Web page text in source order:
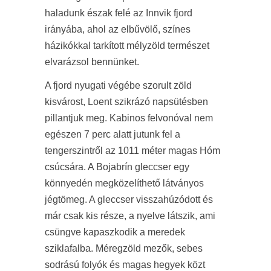
haladunk észak felé az Innvik fjord
irányába, ahol az elbűvölő, színes
házikókkal tarkított mélyzöld természet
elvarázsol bennünket.
A fjord nyugati végébe szorult zöld
kisvárost, Loent szikrázó napsütésben
pillantjuk meg. Kabinos felvonóval nem
egészen 7 perc alatt jutunk fel a
tengerszintről az 1011 méter magas Hóm
csúcsára. A Bojabrín gleccser egy
könnyedén megközelíthető látványos
jégtömeg. A gleccser visszahúzódott és
már csak kis része, a nyelve látszik, ami
csüngve kapaszkodik a meredek
sziklafalba. Méregzöld mezők, sebes
sodrású folyók és magas hegyek közt